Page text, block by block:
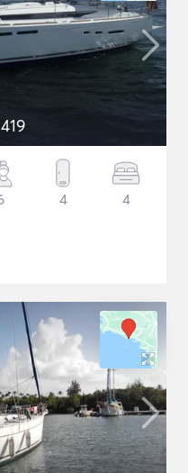
4 4